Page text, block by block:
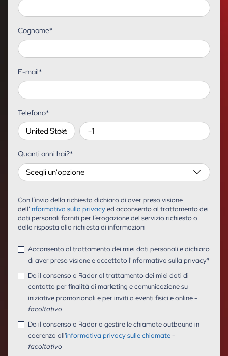
Cognome*
E-mail*
Telefono*
Quanti anni hai?*
Con l’invio della richiesta dichiaro di aver preso visione
dell’Informativa sulla privacyed acconsento al trattamento dei
dati personali forniti per l’erogazione del servizio richiesto o
della risposta alla richiesta di informazioni
Acconsento al trattamento dei miei dati personali e dichiaro
di aver preso visione e accettato l'Informativa sulla privacy*
Do il consenso a Radar al trattamento dei miei dati di
contatto per finalità di marketing e comunicazione su
iniziative promozionali e per inviti a eventi fisici e online -
facoltativo
Do il consenso a Radar a gestire le chiamate outbound in
coerenza all'informativa privacy sulle chiamate-
facoltativo